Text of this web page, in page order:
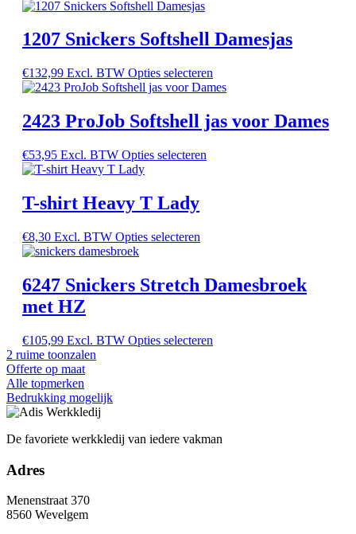
1207 Snickers Softshell Damesjas
€132,99 Excl. BTW Opties selecteren
2423 ProJob Softshell jas voor Dames
€53,95 Excl. BTW Opties selecteren
T-shirt Heavy T Lady
€8,30 Excl. BTW Opties selecteren
6247 Snickers Stretch Damesbroek
met HZ
€105,99 Excl. BTW Opties selecteren
2 ruime toonzalen
Offerte op maat
Alle topmerken
Bedrukking mogelijk
De favoriete werkkledij van iedere vakman
Adres
Menenstraat 370
8560 Wevelgem